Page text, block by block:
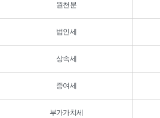
원천분
법인세
상속세
증여세
부가가치세